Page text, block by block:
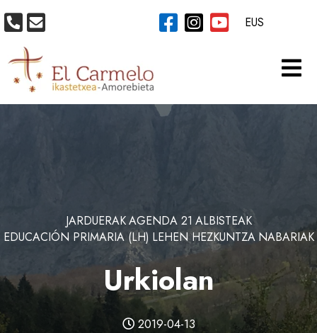
JARDUERAKAGENDA 21 ALBISTEAK
EDUCACIÓN PRIMARIA (LH) LEHEN HEZKUNTZA NABARIAK
Urkiolan
2019-04-13
EUS